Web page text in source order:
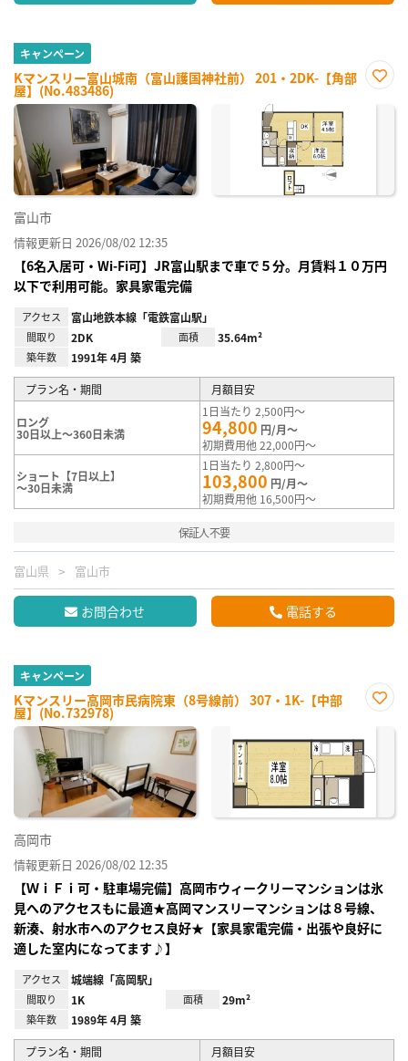
キャンペーン
Kマンスリー富山城南（富山護国神社前） 201・2DK-【角部
屋】(No.483486)
に入
富山市
情報更新日 2026/08/02 12:35
【6名入居可・Wi-Fi可】JR富山駅まで車で５分。月賃料１０万円
以下で利用可能。家具家電完備
アクセス 富山地鉄本線「電鉄富山駅」
間取り 2DK 面積 35.64m²
築年数 1991年 4月 築
プラン名・期間 月額目安
ロング
30日以上～360日未満
1日当たり 2,500円～
94,800 円/月～
初期費用他 22,000円～
ショート【7日以上】
～30日未満
1日当たり 2,800円～
103,800 円/月～
初期費用他 16,500円～
保証人不要
富山県 富山市
お問合わせ 電話する
キャンペーン
Kマンスリー高岡市民病院東（8号線前） 307・1K-【中部
屋】(No.732978)
に入
録
高岡市
情報更新日 2026/08/02 12:35
【ＷｉＦｉ可・駐車場完備】高岡市ウィークリーマンションは氷
見へのアクセスもに最適★高岡マンスリーマンションは８号線、
新湊、射水市へのアクセス良好★【家具家電完備・出張や良好に
適した室内になってます♪】
アクセス 城端線「高岡駅」
間取り 1K 面積 29m²
築年数 1989年 4月 築
プラン名・期間 月額目安